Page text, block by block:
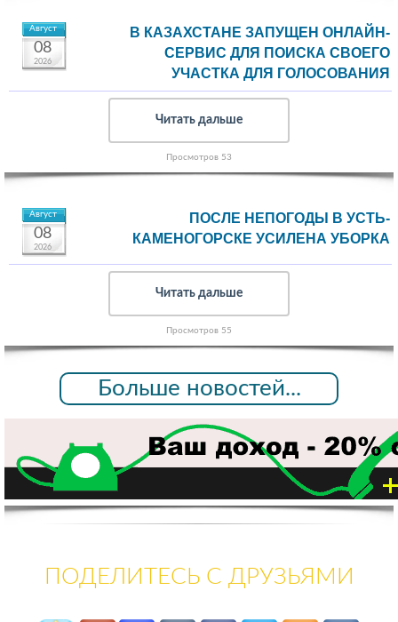
Август
08
2026
В КАЗАХСТАНЕ ЗАПУЩЕН ОНЛАЙН-
СЕРВИС ДЛЯ ПОИСКА СВОЕГО
УЧАСТКА ДЛЯ ГОЛОСОВАНИЯ
Читать дальше
Просмотров 53
Август
08
2026
ПОСЛЕ НЕПОГОДЫ В УСТЬ-
КАМЕНОГОРСКЕ УСИЛЕНА УБОРКА
Читать дальше
Просмотров 55
Больше новостей...
ПОДЕЛИТЕСЬ С ДРУЗЬЯМИ